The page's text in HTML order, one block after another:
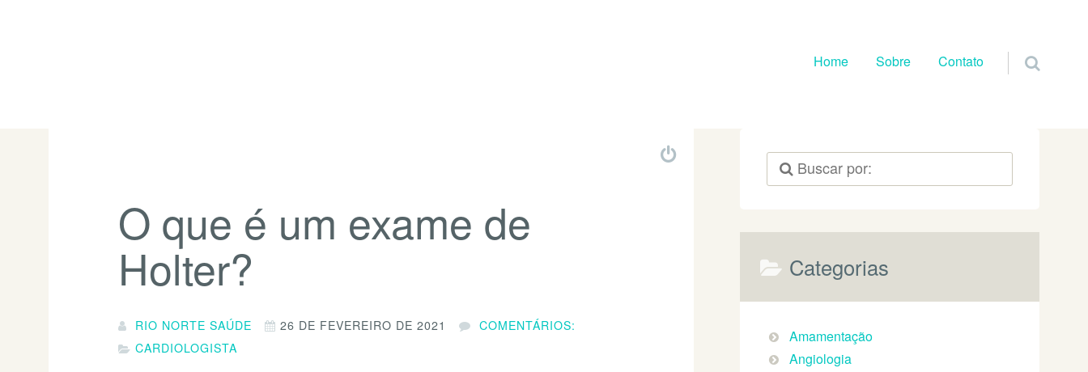
Pular para o conteúdo
Home Sobre Contato
O que é um exame de
Holter?
RIO NORTE SAÚDE 26 DE FEVEREIRO DE 2021
COMENTÁRIOS:
CARDIOLOGISTA
Categorias
Amamentação
Angiologia